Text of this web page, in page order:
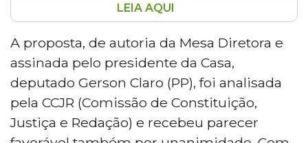
A Assembleia Legislativa de Mato Grosso
do Sul aprovou por unanimidade o
estado de calamidade pública em
Dourados devido ao avanço da
Chikungunya. O município registra 6.343
notificações, com 2.163 casos
confirmados, oito mortes e 67,5% dos
casos em aldeias indígenas. O decreto,
LEIA AQUI
A proposta, de autoria da Mesa Diretora e
assinada pelo presidente da Casa,
deputado Gerson Claro (PP), foi analisada
pela CCJR (Comissão de Constituição,
Justiça e Redação) e recebeu parecer